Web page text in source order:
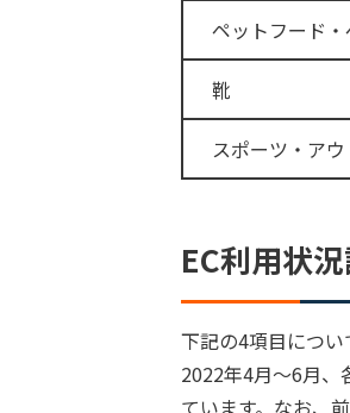
ペットフード
靴
スポーツ・ア
EC利用状
下記の4項目につ
2022年4月〜6月、
ています。なお、